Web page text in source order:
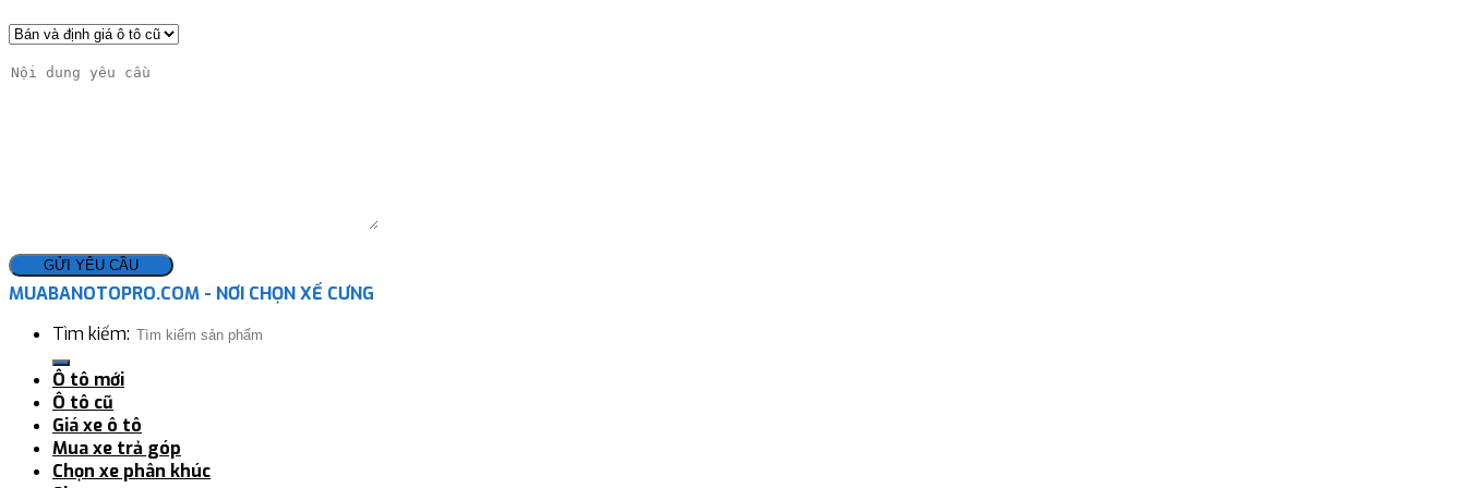
MUABANOTOPRO.COM - NƠI CHỌN XẾ CƯNG
Tìm kiếm:
Ô tô mới
Ô tô cũ
Giá xe ô tô
Mua xe trả góp
Chọn xe phân khúc